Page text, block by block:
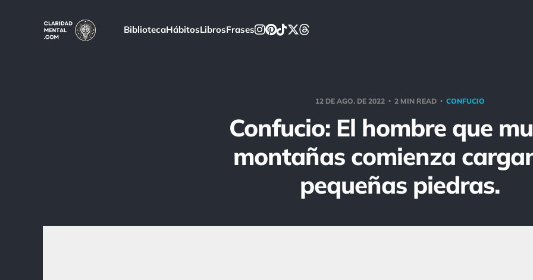
BibliotecaHábitosLibrosFrases
12 DE AGO. DE 2022 2 MIN READ CONFUCIO
Confucio: El hombre que
montañas comienza
pequeñas piedras.